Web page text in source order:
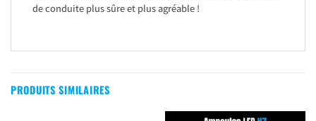
de conduite plus sûre et plus agréable !
PRODUITS SIMILAIRES